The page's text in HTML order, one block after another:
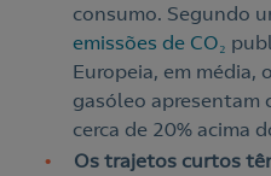
consumo. Segundo
emissões de CO₂
Europeia, em média,
gasóleo apresentam
cerca de 20% acima
Os trajetos curtos